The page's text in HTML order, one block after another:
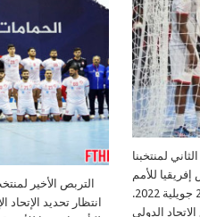
التربص الثاني لمنتخبنا
للأمم
التي ستدور بالمغرب من 22 جوان إلى 2 جويلية 2022.
الدولي
التربص الأخير
انتظار تحديد الإتحاد